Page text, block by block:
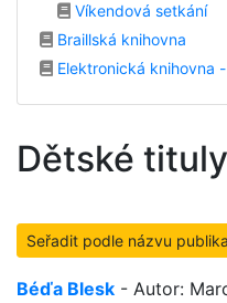
Víkendová setkání
Braillská knihovna
Elektronická knihovna
Dětské tituly
Seřadit podle názvu
Béďa Blesk - Autor: